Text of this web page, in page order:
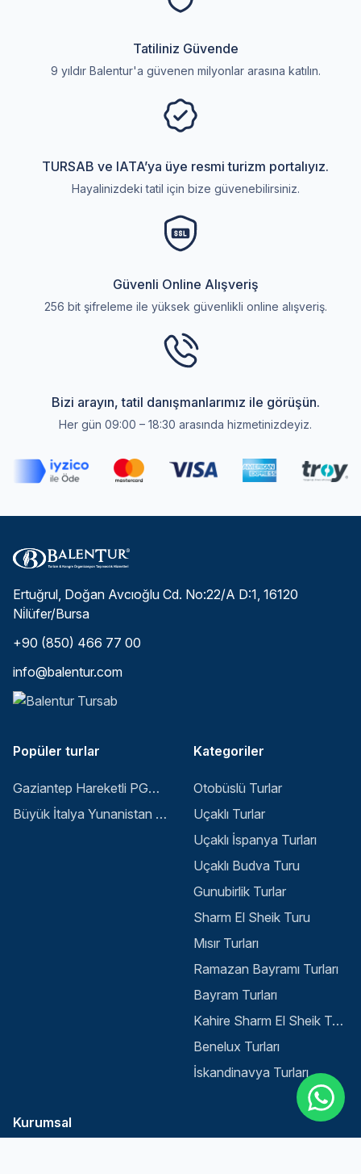
Tatiliniz Güvende
9 yıldır Balentur'a güvenen milyonlar arasına katılın.
TURSAB ve IATA’ya üye resmi turizm portalıyız.
Hayalinizdeki tatil için bize güvenebilirsiniz.
Güvenli Online Alışveriş
256 bit şifreleme ile yüksek güvenlikli online alışveriş.
Bizi arayın, tatil danışmanlarımız ile görüşün.
Her gün 09:00 – 18:30 arasında hizmetinizdeyiz.
Ertuğrul, Doğan Avcıoğlu Cd. No:22/A D:1, 16120
Ni̇lüfer/Bursa
+90 (850) 466 77 00
info@balentur.com
Popüler turlar
Gaziantep Hareketli PGS ile Buyuk Balkan 6 Gece 8 Gun Vizesiz SKP-SKP
Büyük İtalya Yunanistan Balkan Turu - İstanbul
Kategoriler
Otobüslü Turlar
Uçaklı Turlar
Uçaklı İspanya Turları
Uçaklı Budva Turu
Gunubirlik Turlar
Sharm El Sheik Turu
Mısır Turları
Ramazan Bayramı Turları
Bayram Turları
Kahire Sharm El Sheik Turu
Benelux Turları
İskandinavya Turları
Kurumsal
Sitemizle ilgili deneyiminizi nasıl değerlendirirsiniz?
with
1
Çok memnunum